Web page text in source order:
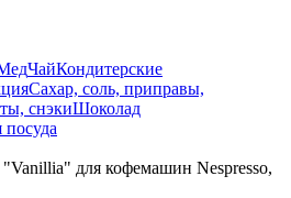
ЧайКондитерские
Сахар, соль, приправы,
снэкиШоколад
посуда
для кофемашин Nespresso,